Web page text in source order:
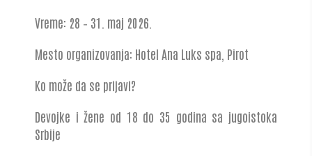
Vreme: 28 – 31. maj 2026.
Mesto organizovanja: Hotel Ana Luks spa, Pirot
Ko može da se prijavi?
Devojke i žene od 18 do 35 godina sa jugoistoka
Srbije